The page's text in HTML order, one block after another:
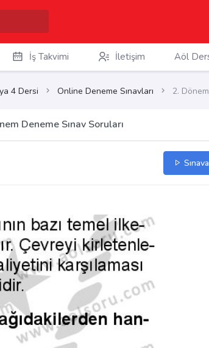
İş Takvimi İletişim Aöl
4 Dersi Online Deneme Sınavları 2.
Deneme Sınav Soruları